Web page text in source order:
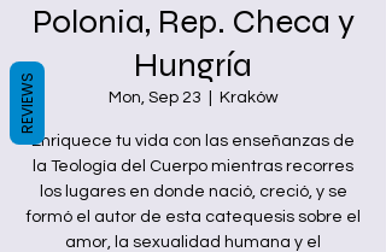
Polonia, Rep. Checa y
Hungría
Mon, Sep 23 Kraków
Enriquece tu vida con las enseñanzas de
la Teología del Cuerpo mientras recorres
los lugares en donde nació, creció, y se
formó el autor de esta catequesis sobre el
amor, la sexualidad humana y el
REVIEWS